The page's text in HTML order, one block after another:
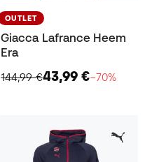
OUTLET
Giacca Lafrance Heem
Era
144,99 €43,99 €−70%